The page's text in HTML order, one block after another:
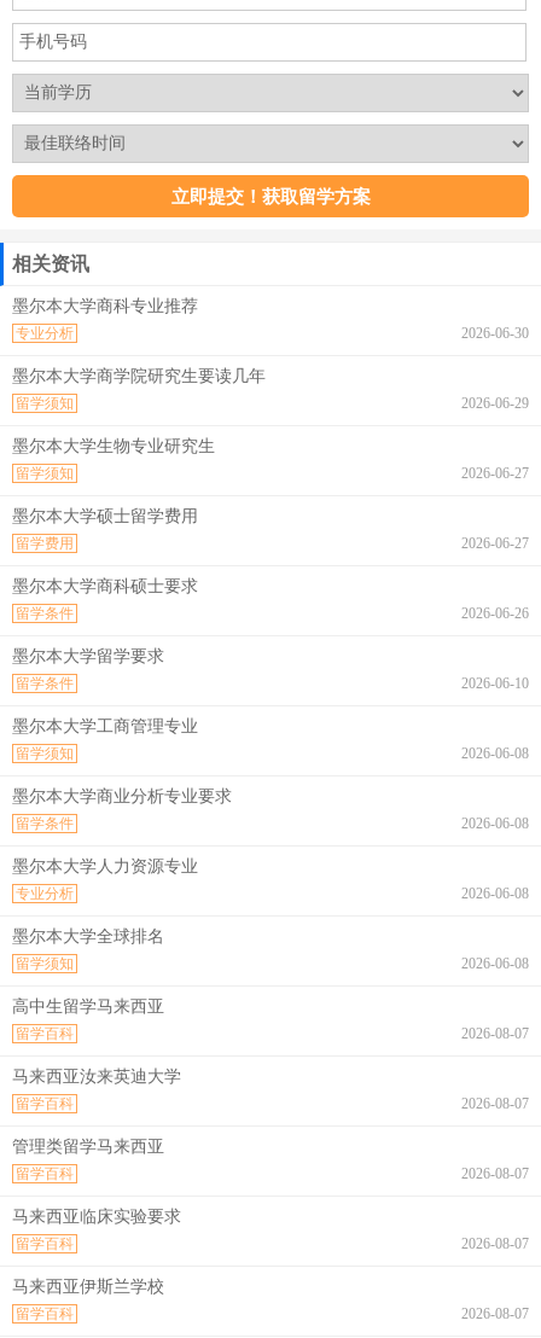
相关资讯
墨尔本大学商科专业推荐
2026-06-30
专业分析
墨尔本大学商学院研究生要读几年
2026-06-29
留学须知
墨尔本大学生物专业研究生
2026-06-27
留学须知
墨尔本大学硕士留学费用
2026-06-27
留学费用
墨尔本大学商科硕士要求
2026-06-26
留学条件
墨尔本大学留学要求
2026-06-10
留学条件
墨尔本大学工商管理专业
2026-06-08
留学须知
墨尔本大学商业分析专业要求
2026-06-08
留学条件
墨尔本大学人力资源专业
2026-06-08
专业分析
墨尔本大学全球排名
2026-06-08
留学须知
高中生留学马来西亚
2026-08-07
留学百科
马来西亚汝来英迪大学
2026-08-07
留学百科
管理类留学马来西亚
2026-08-07
留学百科
马来西亚临床实验要求
2026-08-07
留学百科
马来西亚伊斯兰学校
2026-08-07
留学百科